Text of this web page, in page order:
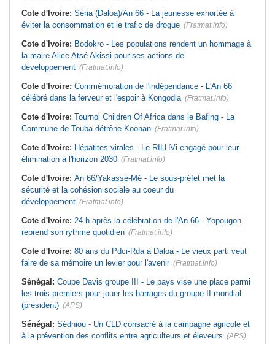
Cote d'Ivoire: Séria (Daloa)/An 66 - La jeunesse exhortée à
éviter la consommation et le trafic de drogue (Fratmat.info)
Cote d'Ivoire: Bodokro - Les populations rendent un hommage à
la maire Alice Atsé Akissi pour ses actions de
développement (Fratmat.info)
Cote d'Ivoire: Commémoration de l'indépendance - L'An 66
célébré dans la ferveur et l'espoir à Kongodia (Fratmat.info)
Cote d'Ivoire: Tournoi Children Of Africa dans le Bafing - La
Commune de Touba détrône Koonan (Fratmat.info)
Cote d'Ivoire: Hépatites virales - Le RILHVi engagé pour leur
élimination à l'horizon 2030 (Fratmat.info)
Cote d'Ivoire: An 66/Yakassé-Mé - Le sous-préfet met la
sécurité et la cohésion sociale au coeur du
développement (Fratmat.info)
Cote d'Ivoire: 24 h après la célébration de l'An 66 - Yopougon
reprend son rythme quotidien (Fratmat.info)
Cote d'Ivoire: 80 ans du Pdci-Rda à Daloa - Le vieux parti veut
faire de sa mémoire un levier pour l'avenir (Fratmat.info)
Sénégal: Coupe Davis groupe III - Le pays vise une place parmi
les trois premiers pour jouer les barrages du groupe II mondial
(président) (APS)
Sénégal: Sédhiou - Un CLD consacré à la campagne agricole et
à la prévention des conflits entre agriculteurs et éleveurs (APS)